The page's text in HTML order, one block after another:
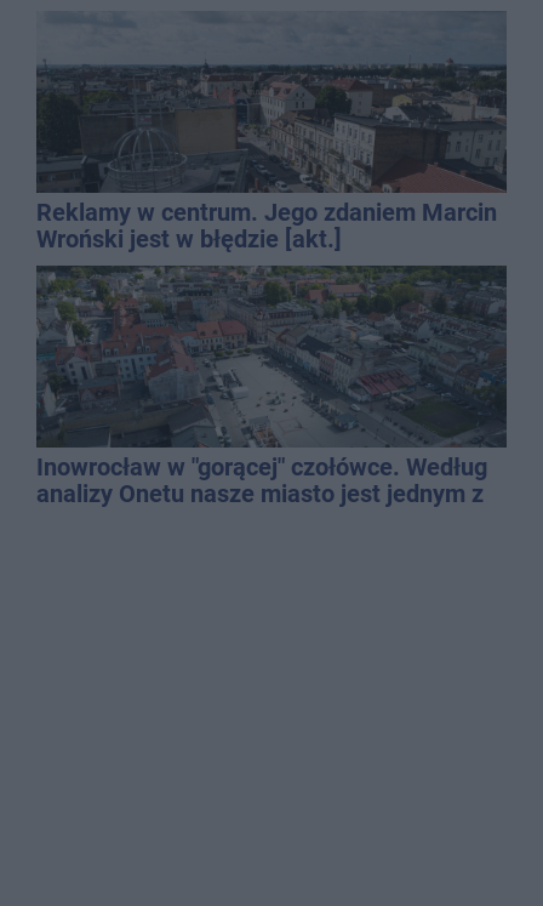
Reklamy w centrum. Jego zdaniem Marcin
Wroński jest w błędzie [akt.]
Inowrocław w "gorącej" czołówce. Według
analizy Onetu nasze miasto jest jednym z